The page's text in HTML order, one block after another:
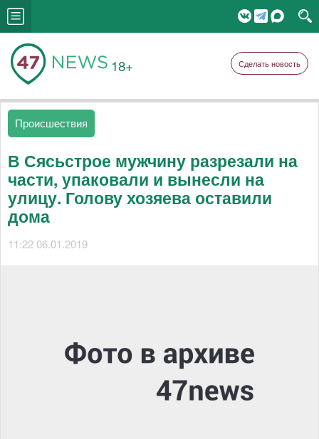
18+ Сделать новость
Происшествия
В Сясьстрое мужчину разрезали на
части, упаковали и вынесли на
улицу. Голову хозяева оставили
дома
11:22 06.01.2019